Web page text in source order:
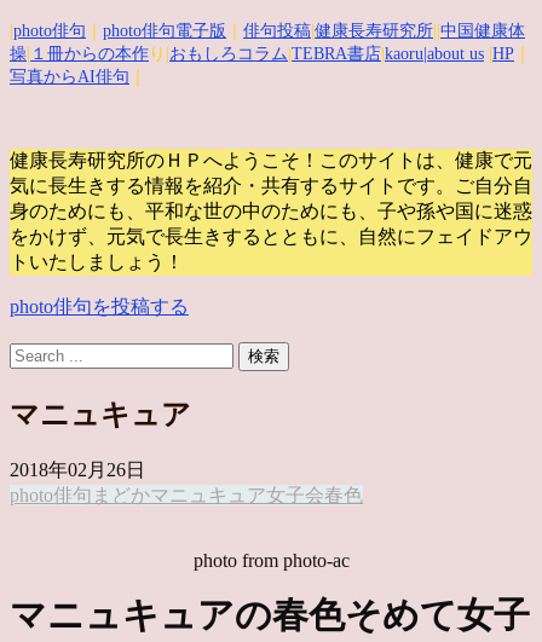
photo俳句 photo俳句電子版 俳句投稿 健康長寿研究所 中国健康体
操 １冊からの本作 り| おもしろコラム TEBRA書店 kaoru |about us HP
写真からAI俳句
健康長寿研究所のＨＰへようこそ！このサイトは、健康で元
気に長生きする情報を紹介・共有するサイトです。
ご自分自
身のためにも、平和な世の中のためにも、子や孫や国に迷惑
をかけず、元気で長生きするとともに、自然にフェイドアウ
トいたしましょう！
photo俳句を投稿する
マニュキュア
2018年02月26日
photo俳句 まどかマニュキュア女子会春色
photo from photo-ac
マニュキュアの春色そめて女子